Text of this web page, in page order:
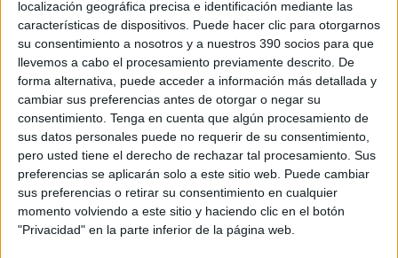
localización geográfica precisa e identificación mediante las
características de dispositivos. Puede hacer clic para otorgarnos
su consentimiento a nosotros y a nuestros 390 socios para que
llevemos a cabo el procesamiento previamente descrito. De
forma alternativa, puede acceder a información más detallada y
cambiar sus preferencias antes de otorgar o negar su
consentimiento. Tenga en cuenta que algún procesamiento de
sus datos personales puede no requerir de su consentimiento,
pero usted tiene el derecho de rechazar tal procesamiento. Sus
preferencias se aplicarán solo a este sitio web. Puede cambiar
sus preferencias o retirar su consentimiento en cualquier
momento volviendo a este sitio y haciendo clic en el botón
"Privacidad" en la parte inferior de la página web.
Estatutos Colegio Baleares 2000
Estatutos Colegio Baleares 2003
Estatutos Colegio Cantabria 2014
Estatutos Colegio Castellón y Valencia 2007
Modificación Estatutos Castellón y Valencia 2011
Modificación Estatutos Castellón y Valencia 2009
Estatutos Colegio Castilla la Mancha 2002
Estatutos Castilla La Mancha 2015
Estatutos Colegio Castilla y Leon Actualizacion 2019
Estatutos Colegio Castilla y Leon
Estatutos Colegio Cataluña 2009
Estatutos Colegio Extremadura 2008
Estatutos Colegio Galicia 2009
Estatutos Las Palmas 2011
Estatutos Colegio La Rioja 2000